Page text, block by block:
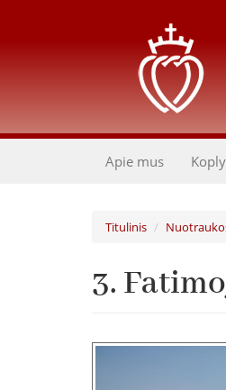
Apie mus
Titulinis
3.